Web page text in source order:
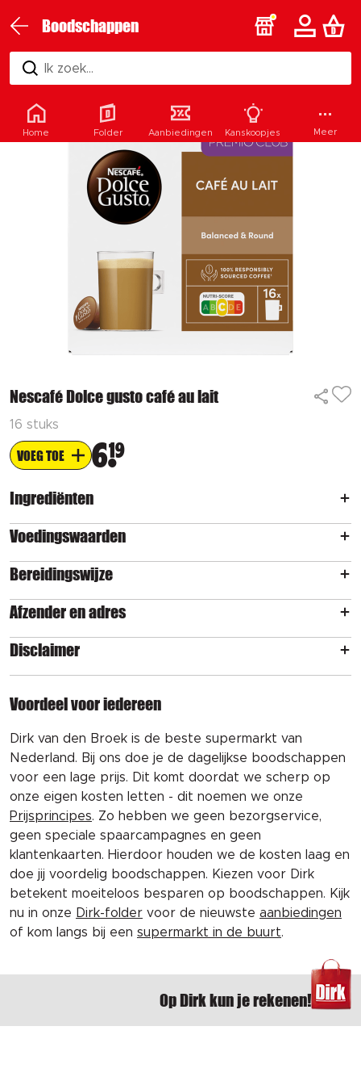
Boodschappen
Ik zoek...
Nescafé Dolce gusto café au lait
16 stuks
VOEG TOE 619
Ingrediënten
Voedingswaarden
Bereidingswijze
Afzender en adres
Disclaimer
Voordeel voor iedereen
Dirk van den Broek is de beste supermarkt van
Nederland. Bij ons doe je de dagelijkse boodschappen
voor een lage prijs. Dit komt doordat we scherp op
onze eigen kosten letten - dit noemen we onze
Prijsprincipes. Zo hebben we geen bezorgservice,
geen speciale spaarcampagnes en geen
klantenkaarten. Hierdoor houden we de kosten laag en
doe jij voordelig boodschappen. Kiezen voor Dirk
betekent moeiteloos besparen op boodschappen. Kijk
nu in onze Dirk-folder voor de nieuwste aanbiedingen
of kom langs bij een supermarkt in de buurt.
Op Dirk kun je rekenen!
Home Folder Aanbiedingen Kanskoopjes Meer